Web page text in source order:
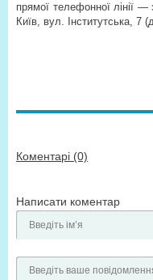
прямої телефонної лінії
Київ, вул. Інститутська, 7
Коментарі (0)
Написати коментар